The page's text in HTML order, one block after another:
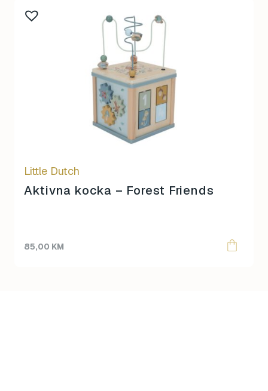
Little Dutch
Aktivna kocka – Forest Friends
85,00 KM